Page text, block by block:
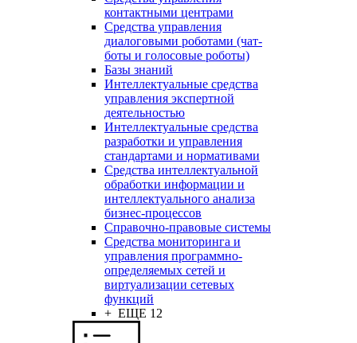
контактными центрами
Средства управления
диалоговыми роботами (чат-
боты и голосовые роботы)
Базы знаний
Интеллектуальные средства
управления экспертной
деятельностью
Интеллектуальные средства
разработки и управления
стандартами и нормативами
Средства интеллектуальной
обработки информации и
интеллектуального анализа
бизнес-процессов
Справочно-правовые системы
Средства мониторинга и
управления программно-
определяемых сетей и
виртуализации сетевых
функций
+ ЕЩЕ 12